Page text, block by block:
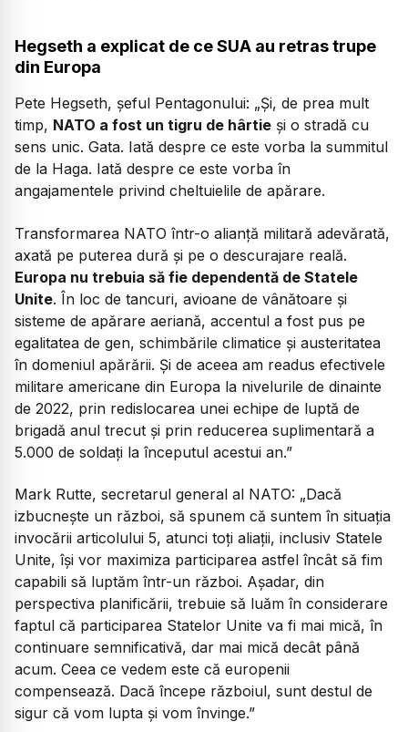
Hegseth a explicat de ce SUA au retras trupe
din Europa
Pete Hegseth, șeful Pentagonului: „Și, de prea mult
timp, NATO a fost un tigru de hârtie și o stradă cu
sens unic. Gata. Iată despre ce este vorba la summitul
de la Haga. Iată despre ce este vorba în
angajamentele privind cheltuielile de apărare.
Transformarea NATO într-o alianță militară adevărată,
axată pe puterea dură și pe o descurajare reală.
Europa nu trebuia să fie dependentă de Statele
Unite. În loc de tancuri, avioane de vânătoare și
sisteme de apărare aeriană, accentul a fost pus pe
egalitatea de gen, schimbările climatice și austeritatea
în domeniul apărării. Și de aceea am readus efectivele
militare americane din Europa la nivelurile de dinainte
de 2022, prin redislocarea unei echipe de luptă de
brigadă anul trecut și prin reducerea suplimentară a
5.000 de soldați la începutul acestui an.”
Mark Rutte, secretarul general al NATO: „Dacă
izbucnește un război, să spunem că suntem în situația
invocării articolului 5, atunci toți aliații, inclusiv Statele
Unite, își vor maximiza participarea astfel încât să fim
capabili să luptăm într-un război. Așadar, din
perspectiva planificării, trebuie să luăm în considerare
faptul că participarea Statelor Unite va fi mai mică, în
continuare semnificativă, dar mai mică decât până
acum. Ceea ce vedem este că europenii
compensează. Dacă începe războiul, sunt destul de
sigur că vom lupta și vom învinge.”